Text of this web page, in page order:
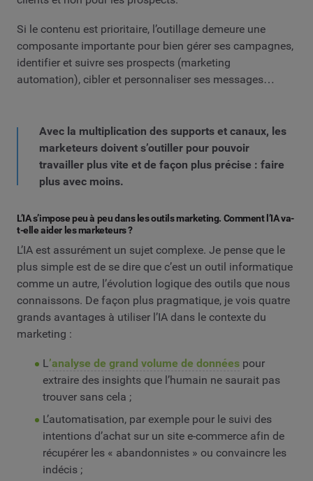
Si le contenu est prioritaire, l’outillage demeure une
composante importante pour bien gérer ses campagnes,
identifier et suivre ses prospects (marketing
automation), cibler et personnaliser ses messages…
Avec la multiplication des supports et canaux, les
marketeurs doivent s’outiller pour pouvoir
travailler plus vite et de façon plus précise : faire
plus avec moins.
L’IA s’impose peu à peu dans les outils marketing. Comment l’IA va-
t-elle aider les marketeurs ?
L’IA est assurément un sujet complexe. Je pense que le
plus simple est de se dire que c’est un outil informatique
comme un autre, l’évolution logique des outils que nous
connaissons. De façon plus pragmatique, je vois quatre
grands avantages à utiliser l’IA dans le contexte du
marketing :
L ’analyse de grand volume de donnéespour
extraire des insights que l’humain ne saurait pas
trouver sans cela ;
L’automatisation, par exemple pour le suivi des
intentions d’achat sur un site e-commerce afin de
récupérer les « abandonnistes » ou convaincre les
indécis ;